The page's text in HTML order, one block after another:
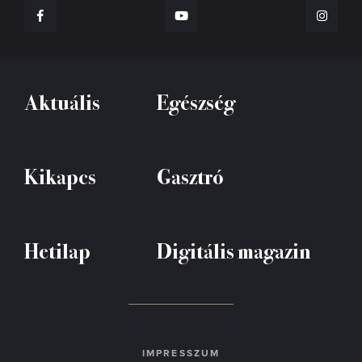
Aktuális Egészség
Kikapcs Gasztró
Hetilap Digitális magazin
IMPRESSZUM